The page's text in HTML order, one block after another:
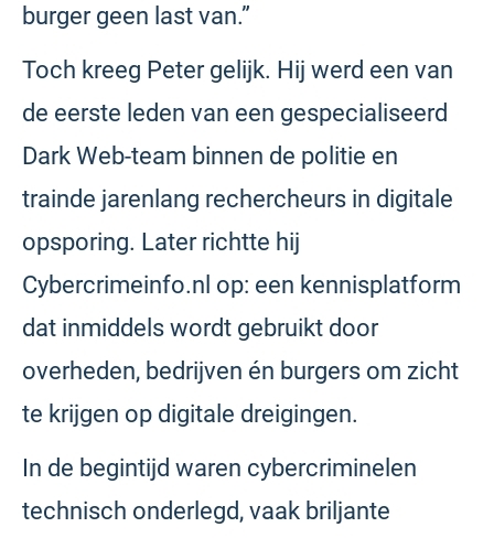
burger geen last van.”
Toch kreeg Peter gelijk. Hij werd een van
de eerste leden van een gespecialiseerd
Dark Web-team binnen de politie en
trainde jarenlang rechercheurs in digitale
opsporing. Later richtte hij
Cybercrimeinfo.nl op: een kennisplatform
dat inmiddels wordt gebruikt door
overheden, bedrijven én burgers om zicht
te krijgen op digitale dreigingen.
In de begintijd waren cybercriminelen
technisch onderlegd, vaak briljante